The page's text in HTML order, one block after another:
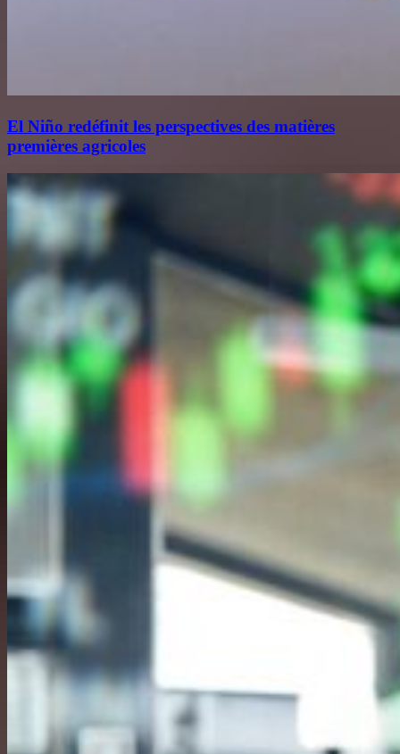
El Niño redéfinit les perspectives des matières
premières agricoles